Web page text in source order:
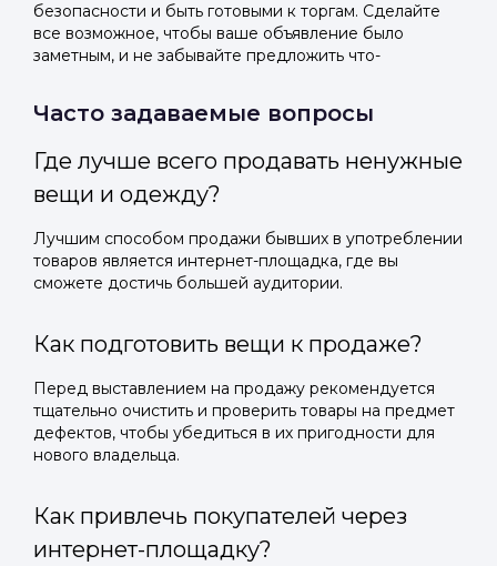
безопасности и быть готовыми к торгам. Сделайте
все возможное, чтобы ваше объявление было
заметным, и не забывайте предложить что-
Часто задаваемые вопросы
Где лучше всего продавать ненужные
вещи и одежду?
Лучшим способом продажи бывших в употреблении
товаров является интернет-площадка, где вы
сможете достичь большей аудитории.
Как подготовить вещи к продаже?
Перед выставлением на продажу рекомендуется
тщательно очистить и проверить товары на предмет
дефектов, чтобы убедиться в их пригодности для
нового владельца.
Как привлечь покупателей через
интернет-площадку?